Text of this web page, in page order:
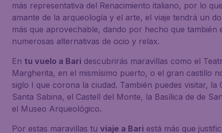
más representativa del Renacimiento italiano, por lo
amante de la arqueología y el arte, el viaje tendrá un
más que aprovechable, dando por hecho que también
numerosas alternativas de ocio y relax.
En tu vuelo a Bari descubrirás maravillas como el
Margherita, en el mismísimo puerto, o el gran castillo
siglo I que corona la ciudad. También puedes visitar, la
Santa Sabina, el Castell del Monte, la Basílica de de
el Museo Arqueológico.
Por estas maravillas tu viaje a Bari está más que